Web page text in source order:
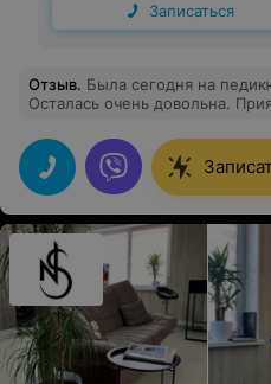
Записаться
Отзыв. Была сегодня на
Осталась очень довольна.
прекрасный внимательный
выполнено очень аккуратно и
Большое спасибо!